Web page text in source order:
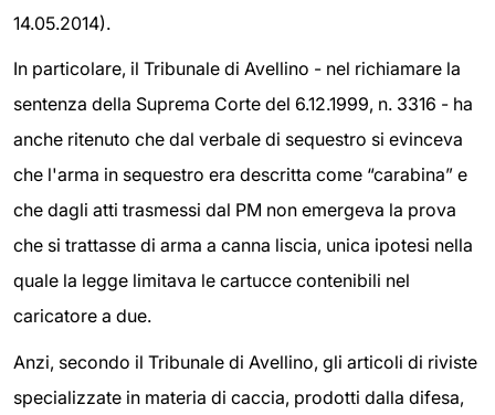
14.05.2014).
In particolare, il Tribunale di Avellino - nel richiamare la
sentenza della Suprema Corte del 6.12.1999, n. 3316 - ha
anche ritenuto che dal verbale di sequestro si evinceva
che l'arma in sequestro era descritta come “carabina” e
che dagli atti trasmessi dal PM non emergeva la prova
che si trattasse di arma a canna liscia, unica ipotesi nella
quale la legge limitava le cartucce contenibili nel
caricatore a due.
Anzi, secondo il Tribunale di Avellino, gli articoli di riviste
specializzate in materia di caccia, prodotti dalla difesa,